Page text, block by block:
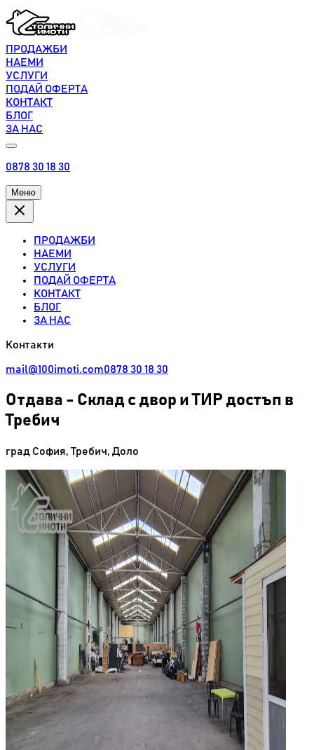
ПРОДАЖБИ
НАЕМИ
УСЛУГИ
ПОДАЙ ОФЕРТА
КОНТАКТ
БЛОГ
ЗА НАС
0878 30 18 30
Меню
ПРОДАЖБИ
НАЕМИ
УСЛУГИ
ПОДАЙ ОФЕРТА
КОНТАКТ
БЛОГ
ЗА НАС
Контакти
mail@100imoti.com0878 30 18 30
Отдава - Склад с двор и ТИР достъп в
Требич
град София,Требич, Доло